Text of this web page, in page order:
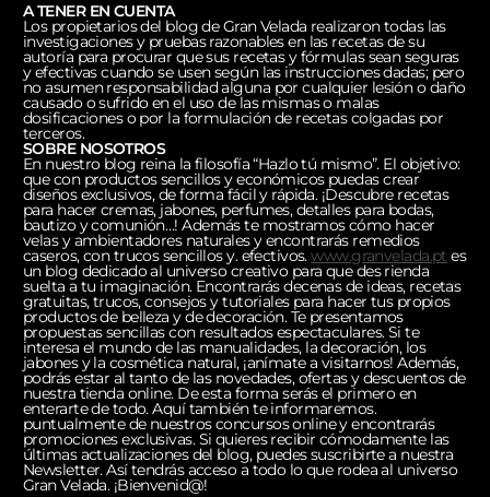
A TENER EN CUENTA
Los propietarios del blog de Gran Velada realizaron todas las
investigaciones y pruebas razonables en las recetas de su
autoría para procurar que sus recetas y fórmulas sean seguras
y efectivas cuando se usen según las instrucciones dadas; pero
no asumen responsabilidad alguna por cualquier lesión o daño
causado o sufrido en el uso de las mismas o malas
dosificaciones o por la formulación de recetas colgadas por
terceros.
SOBRE NOSOTROS
En nuestro blog reina la filosofía “Hazlo tú mismo”. El objetivo:
que con productos sencillos y económicos puedas crear
diseños exclusivos, de forma fácil y rápida. ¡Descubre recetas
para hacer cremas, jabones, perfumes, detalles para bodas,
bautizo y comunión…! Además te mostramos cómo hacer
velas y ambientadores naturales y encontrarás remedios
caseros, con trucos sencillos y. efectivos.www.granvelada.pt es
un blog dedicado al universo creativo para que des rienda
suelta a tu imaginación. Encontrarás decenas de ideas, recetas
gratuitas, trucos, consejos y tutoriales para hacer tus propios
productos de belleza y de decoración. Te presentamos
propuestas sencillas con resultados espectaculares. Si te
interesa el mundo de las manualidades, la decoración, los
jabones y la cosmética natural, ¡anímate a visitarnos! Además,
podrás estar al tanto de las novedades, ofertas y descuentos de
nuestra tienda online. De esta forma serás el primero en
enterarte de todo. Aquí también te informaremos.
puntualmente de nuestros concursos online y encontrarás
promociones exclusivas. Si quieres recibir cómodamente las
últimas actualizaciones del blog, puedes suscribirte a nuestra
Newsletter. Así tendrás acceso a todo lo que rodea al universo
Gran Velada. ¡Bienvenid@!